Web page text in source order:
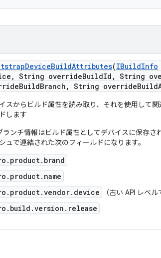
DeviceBuildAttributes(IBuildInfo
, String overrideBuildId , String
BuildBranch , String overrideBuild
スからビルド属性を読み取り、それを使用して
します
ランチ情報はビルド属性としてデバイスに保存さ
ュで連結された次のフィールドになります。
（古い API レベ